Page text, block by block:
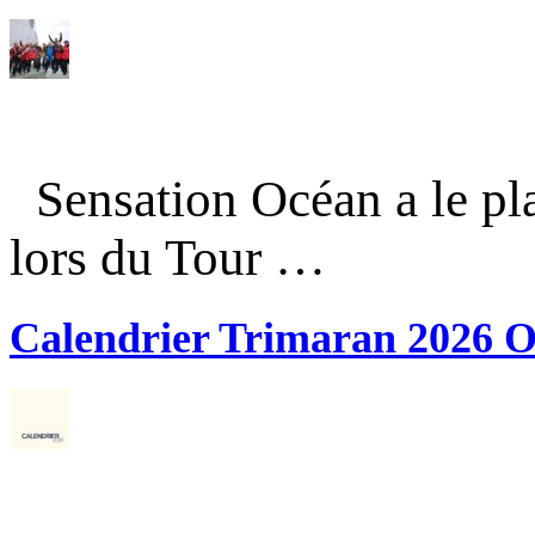
Sensation Océan a le
lors du Tour …
Calendrier Trimaran 2026